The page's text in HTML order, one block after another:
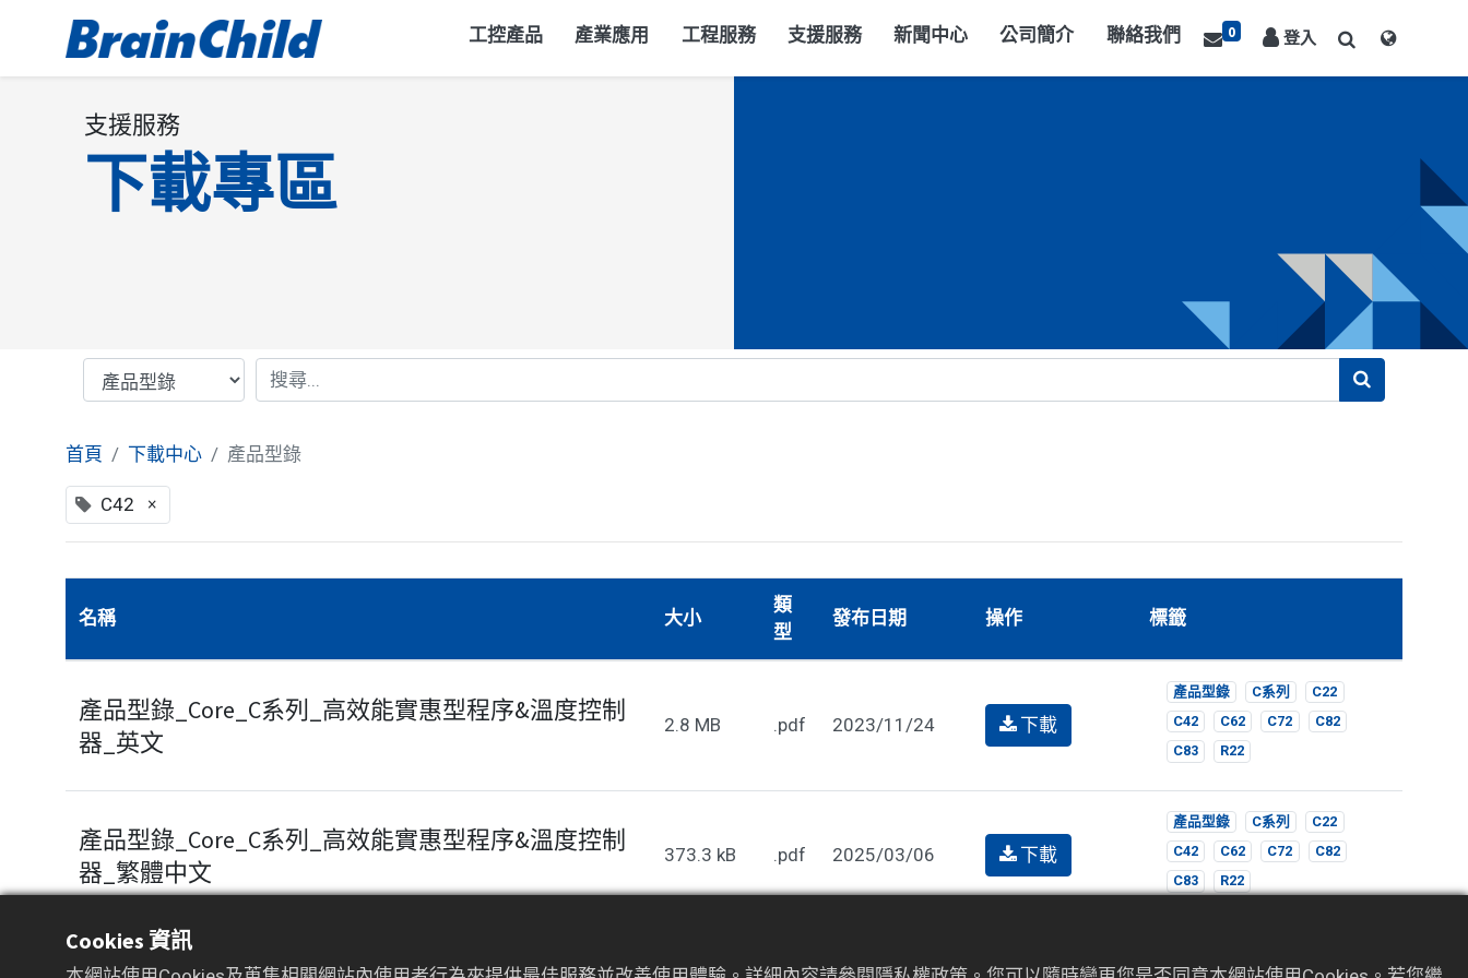
工控產品 產業應用 工程服務 支援服務 新聞中心 公司簡介 聯絡我們 0 登入
支援服務
下載專區
首頁 下載中心 產品型錄
C42 ×
名稱 大小
類
型
發布日期 操作 標籤
產品型錄_Core_C系列_高效能實惠型程序&溫度控制
器_英文
2.8 MB .pdf 2023/11/24 下載
產品型錄 C系列
C22
C42
C62 C72
C82
C83
R22
產品型錄_Core_C系列_高效能實惠型程序&溫度控制
器_繁體中文
373.3 kB .pdf 2025/03/06 下載
產品型錄 C系列
C22
C42
C62 C72
C82
C83
R22
Cookies 資訊